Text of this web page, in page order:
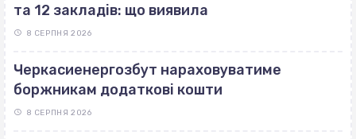
та 12 закладів: що виявила
8 СЕРПНЯ 2026
Черкасиенергозбут нараховуватиме
боржникам додаткові кошти
8 СЕРПНЯ 2026